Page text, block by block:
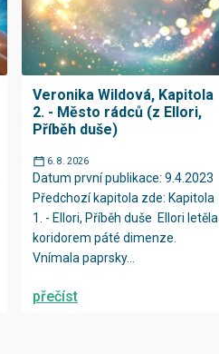
Veronika Wildová, Kapitola
2. - Město rádců (z Ellori,
Příběh duše)
6. 8. 2026
Datum první publikace: 9.4.2023
Předchozí kapitola zde: Kapitola
1. - Ellori, Příběh duše Ellori letěla
koridorem páté dimenze.
Vnímala paprsky...
přečíst